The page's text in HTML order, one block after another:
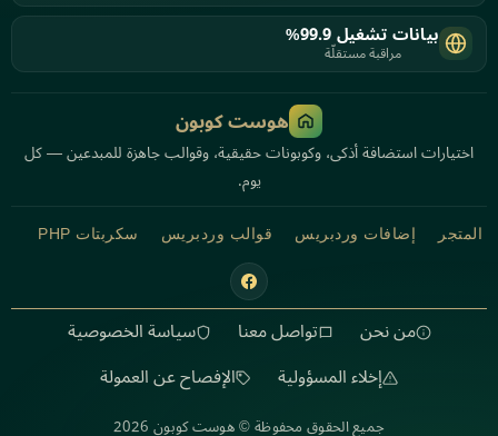
بيانات تشغيل 99.9%
مراقبة مستقلّة
هوست كوبون
اختيارات استضافة أذكى، وكوبونات حقيقية، وقوالب جاهزة للمبدعين — كل
يوم.
المتجر إضافات وردبريس قوالب وردبريس سكربتات PHP
من نحن تواصل معنا
سياسة الخصوصية
إخلاء المسؤولية
الإفصاح عن العمولة
جميع الحقوق محفوظة © هوست كوبون 2026